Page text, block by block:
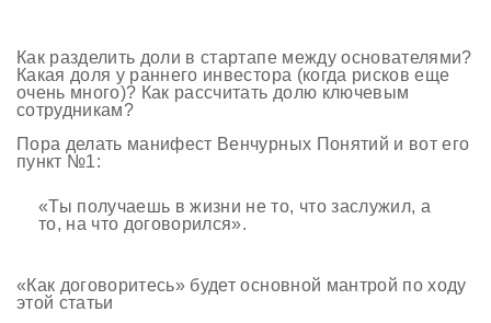
Как разделить доли в стартапе между основателями?
Какая доля у раннего инвестора (когда рисков еще
очень много)? Как рассчитать долю ключевым
сотрудникам?
Пора делать манифест Венчурных Понятий и вот его
пункт №1:
«Ты получаешь в жизни не то, что заслужил, а
то, на что договорился».
«Как договоритесь» будет основной мантрой по ходу
этой статьи